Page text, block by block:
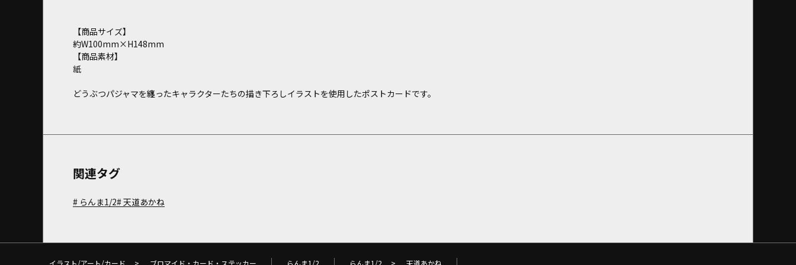
【商品サイズ】
約W100mm×H148mm
【商品素材】
紙
どうぶつパジャマを纏ったキャラクターたちの描き下ろしイラストを使用したポストカードです。
関連タグ
らんま1/2 天道あかね
イラスト/アート/カード > ブロマイド・カード・ステッカー らんま1/2 らんま1/2 > 天道あかね